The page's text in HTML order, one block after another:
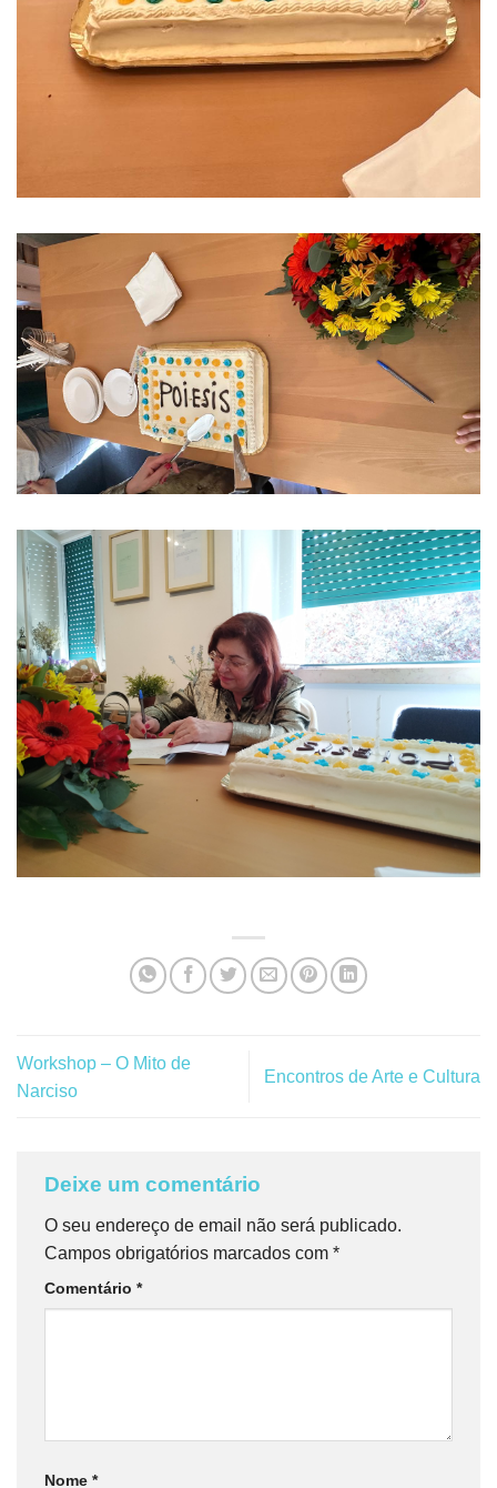
Workshop – O Mito de
Narciso
Encontros de Arte e Cultura
Deixe um comentário
O seu endereço de email não será publicado.
Campos obrigatórios marcados com *
Comentário *
Nome *